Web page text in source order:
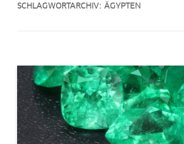
SCHLAGWORTARCHIV: ÄGYPTEN